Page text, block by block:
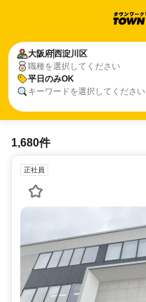
大阪府西淀川区
職種を選択してください
平日のみOK
キーワードを選択してください
1,680件
正社員